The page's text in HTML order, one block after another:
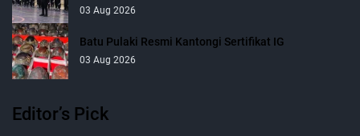
03 Aug 2026
Batu Pulaki Resmi Kantongi Sertifikat IG
03 Aug 2026
Editor’s Pick